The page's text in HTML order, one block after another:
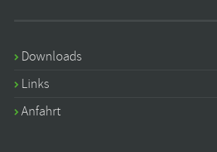
Downloads
Links
Anfahrt